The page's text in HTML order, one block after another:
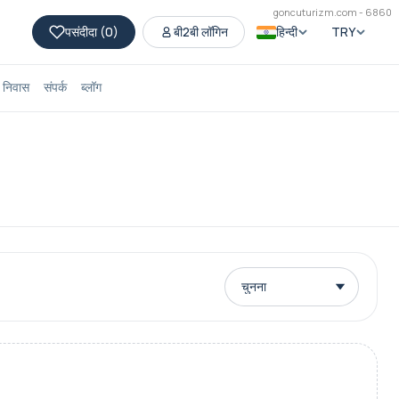
goncuturizm.com - 6860
पसंदीदा (0) बी2बी लॉगिन हिन्दी TRY
निवास संपर्क ब्लॉग